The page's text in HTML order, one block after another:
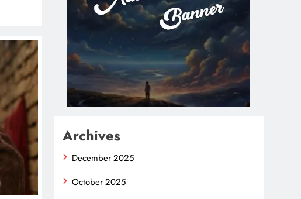
Archives
December 2025
October 2025